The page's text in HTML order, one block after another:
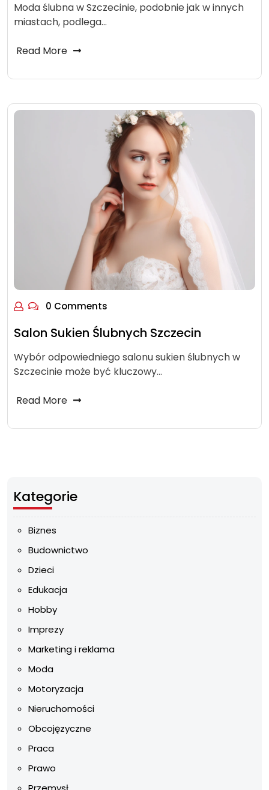
Moda ślubna w Szczecinie, podobnie jak w innych
miastach, podlega…
Read More
0 Comments
Salon Sukien Ślubnych Szczecin
Wybór odpowiedniego salonu sukien ślubnych w
Szczecinie może być kluczowy…
Read More
Kategorie
Biznes
Budownictwo
Dzieci
Edukacja
Hobby
Imprezy
Marketing i reklama
Moda
Motoryzacja
Nieruchomości
Obcojęzyczne
Praca
Prawo